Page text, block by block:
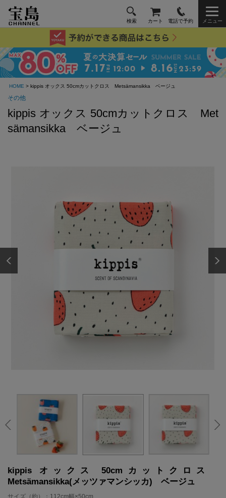
検索 カート 電話で予約 メニュー
HOME > kippis オックス 50cmカットクロス Metsämansikka ベージュ
その他
kippis オックス 50cmカットクロス Met
sämansikka ベージュ
kippis オックス 50cmカットクロス
Metsämansikka(メッツァマンシッカ) ベージュ
サイズ（約）：112cm幅×50cm